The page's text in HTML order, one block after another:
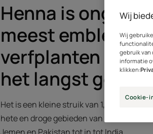
Henna is
meest
verfplanten en
het langst
Het is een kleine struik van 1,5 m tot 2,5 m
hete en droge gebieden van Afrika en
Wij
Wij
gebruik van
informatie
klikken:
Cookie-